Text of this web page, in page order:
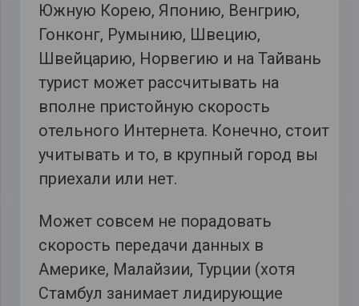
Южную Корею, Японию, Венгрию,
Гонконг, Румынию, Швецию,
Швейцарию, Норвегию и на Тайвань
турист может рассчитывать на
вполне пристойную скорость
отельного Интернета. Конечно, стоит
учитывать и то, в крупный город вы
приехали или нет.
Может совсем не порадовать
скорость передачи данных в
Америке, Малайзии, Турции (хотя
Стамбул занимает лидирующие